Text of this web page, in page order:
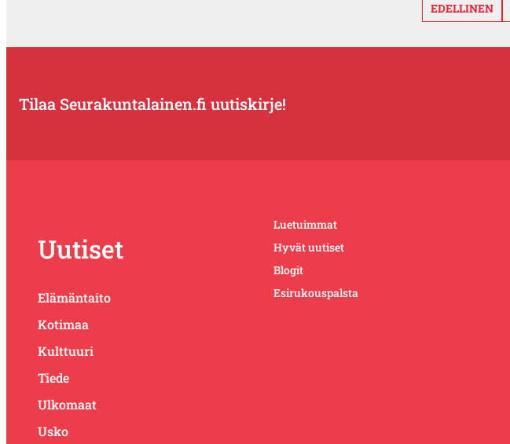
EDELLINEN
Tilaa Seurakuntalainen.fi uutiskirje!
Uutiset
Elämäntaito
Kotimaa
Kulttuuri
Tiede
Ulkomaat
Usko
Luetuimmat
Hyvät uutiset
Blogit
Esirukouspalsta